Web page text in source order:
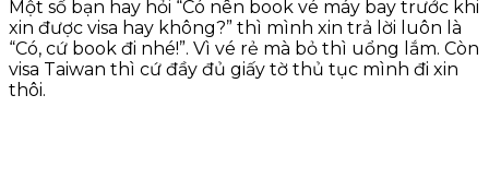
Một số bạn hay hỏi “Có nên book vé máy bay trước khi
xin được visa hay không?” thì mình xin trả lời luôn là
“Có, cứ book đi nhé!”. Vì vé rẻ mà bỏ thì uổng lắm. Còn
visa Taiwan thì cứ đầy đủ giấy tờ thủ tục mình đi xin
thôi.